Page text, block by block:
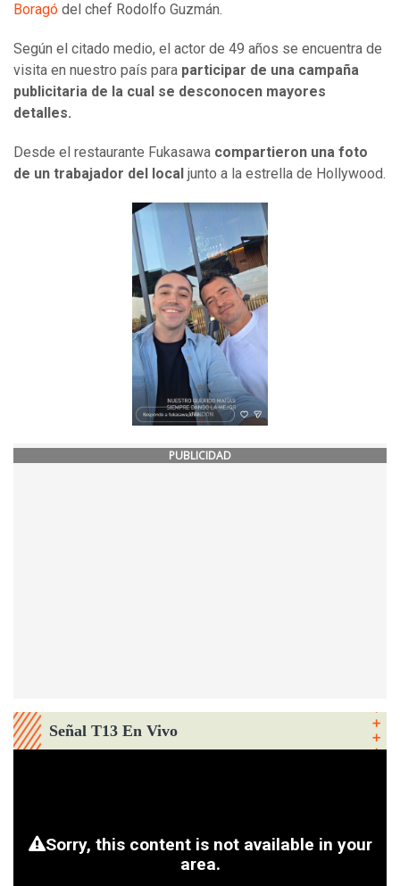
Boragó del chef Rodolfo Guzmán.
Según el citado medio, el actor de 49 años se encuentra de
visita en nuestro país para participar de una campaña
publicitaria de la cual se desconocen mayores
detalles.
Desde el restaurante Fukasawa compartieron una foto
de un trabajador del local junto a la estrella de Hollywood.
PUBLICIDAD
Señal T13 En Vivo